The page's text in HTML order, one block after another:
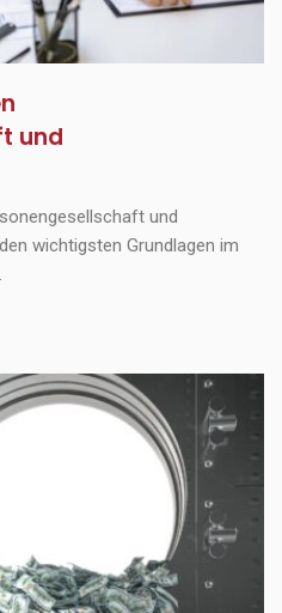
und
und
wichtigsten Grundlagen im